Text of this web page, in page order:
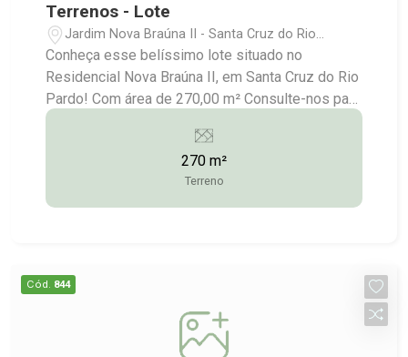
Terrenos - Lote
Jardim Nova Braúna II - Santa Cruz do Rio
Pardo/SP
Conheça esse belíssimo lote situado no
Residencial Nova Braúna II, em Santa Cruz do Rio
Pardo! Com área de 270,00 m² Consulte-nos para
maiores informações: (14) 3372-2528 / (14)
270 m²
Terreno
Cód. 844